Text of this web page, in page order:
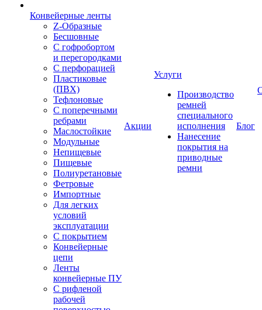
Конвейерные ленты
Z-Образные
Бесшовные
С гофробортом
и перегородками
С перфорацией
Пластиковые
(ПВХ)
Тефлоновые
С поперечными
ребрами
Маслостойкие
Модульные
Непищевые
Пищевые
Полиуретановые
Фетровые
Импортные
Для легких
условий
эксплуатации
С покрытием
Конвейерные
цепи
Ленты
конвейерные ПУ
С рифленой
рабочей
Акции
Услуги
Производство
ремней
специального
исполнения
Нанесение
покрытия на
приводные
ремни
Блог